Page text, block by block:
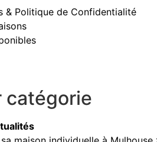
& Politique de Confidentialité
catégorie